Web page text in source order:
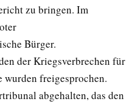
zu bringen. Im
Bürger.
der Kriegsverbrechen für
freigesprochen.
abgehalten, das den